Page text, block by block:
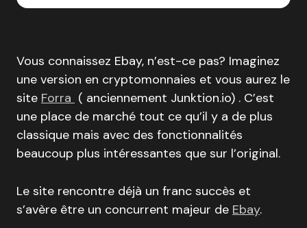
Vous connaissez Ebay, n’est-ce pas? Imaginez
une version en cryptomonnaies et vous aurez le
site Forra ( anciennement Junktion.io) . C’est
une place de marché tout ce qu’il y a de plus
classique mais avec des fonctionnalités
beaucoup plus intéressantes que sur l’original.
Le site rencontre déjà un franc succès et
s’avère être un concurrent majeur de Ebay.